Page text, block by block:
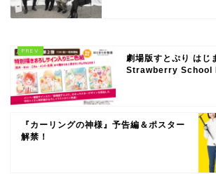
劇場版すとぷり はじ
Strawberry School
『カーリングの神様』予告編＆ポスター
解禁！